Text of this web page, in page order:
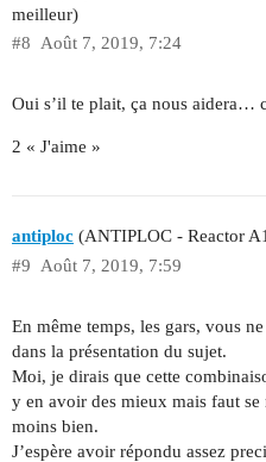
meilleur)
Août 7, 2019, 7:24
#8
Oui s’il te plait, ça nous aidera…
2 « J'aime »
antiploc (ANTIPLOC - Reactor
Août 7, 2019, 7:59
#9
En même temps, les gars, vous
dans la présentation du sujet.
Moi, je dirais que cette
y en avoir des mieux mais faut se
moins bien.
J’espère avoir répondu assez